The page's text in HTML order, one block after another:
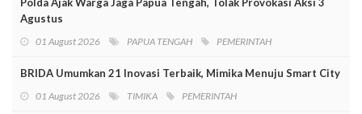
Agustus
01 August 2026 PAPUA TENGAH PEMERINTAH
BRIDA Umumkan 21 Inovasi Terbaik, Mimika Menuju Smart City
01 August 2026 TIMIKA PEMERINTAH